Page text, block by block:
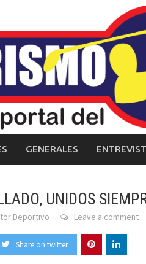
GENERALES
UNIDOS
Deportivo Leave a comment
Share on twitter